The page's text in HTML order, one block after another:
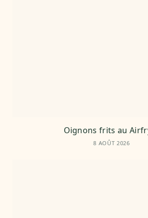
Oignons frits au
8 AOÛT 2026